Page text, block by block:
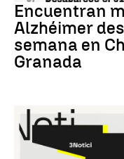
Encuentran
Alzhéimer
semana en
Granada